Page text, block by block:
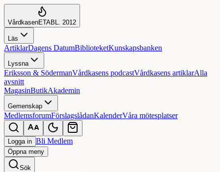
VårdkasenETABL. 2012
Läs
ArtiklarDagens DatumBiblioteketKunskapsbanken
Lyssna
Eriksson & SödermanVårdkasens podcastVårdkasens artiklarAlla
avsnitt
MagasinButikAkademin
Gemenskap
MedlemsforumFörslagslådanKalenderVåra mötesplatser
Logga in Bli Medlem
Öppnameny
Sök